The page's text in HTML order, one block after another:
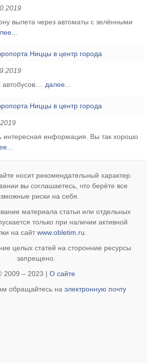
вылета через автоматы с зелёнными
Ниццы в центр города
далее...
Ниццы в центр города
интересная информация. Вы так хорошо
носит рекомендательный характер.
вы соглашаетесь, что берёте все
риски на себя.
материала статьи или отдельных
только при наличии активной
на сайт www.obletim.ru.
целых статей на сторонние ресурсы
запрещено.
2009 – 2023 | О сайте
обращайтесь на электронную почту